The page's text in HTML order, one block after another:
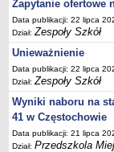
OCHRONA DANYCH
Zapytanie ofertowe
Data publikacji: 22 lipca
Dział:Zespoły Szkół
Unieważnienie
Data publikacji: 22 lipca
Dział:Zespoły Szkół
Wyniki naboru na
41 w Częstochowie
Data publikacji: 21 lipca
Dział:Przedszkola